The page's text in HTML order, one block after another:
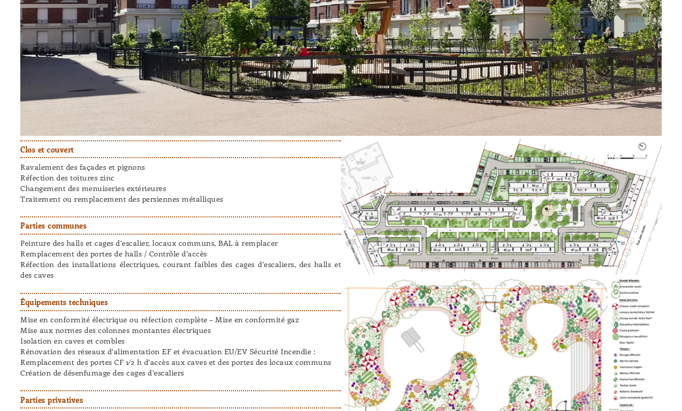
Clos et couvert
Ravalement des façades et pignons
Réfection des toitures zinc
Changement des menuiseries extérieures
Traitement ou remplacement des persiennes métalliques
Parties communes
Peinture des halls et cages d’escalier, locaux communs, BAL à remplacer
Remplacement des portes de halls / Contrôle d’accès
Réfection des installations électriques, courant faibles des cages d’escaliers, des halls et
des caves
Équipements techniques
Mise en conformité électrique ou réfection complète – Mise en conformité gaz
Mise aux normes des colonnes montantes électriques
Isolation en caves et combles
Rénovation des réseaux d’alimentation EF et évacuation EU/EV Sécurité Incendie :
Remplacement des portes CF 1⁄2 h d’accès aux caves et des portes des locaux communs
Création de désenfumage des cages d’escaliers
Parties privatives